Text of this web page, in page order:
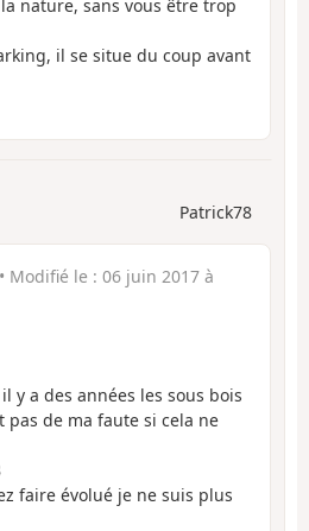
nature, sans vous être trop
il se situe du coup avant
Patrick78
• Modifié le : 06 juin 2017 à
y a des années les sous bois
pas de ma faute si cela ne
faire évolué je ne suis plus